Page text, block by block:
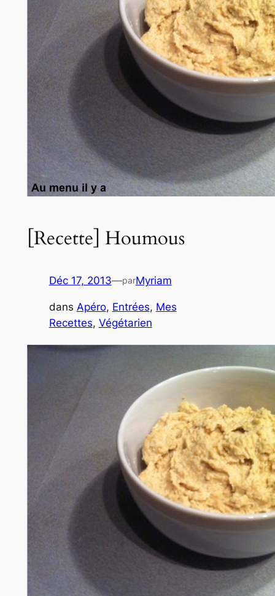
[Recette] Houmous
Déc 17, 2013—parMyriam
dans Apéro, Entrées, Mes
Recettes, Végétarien